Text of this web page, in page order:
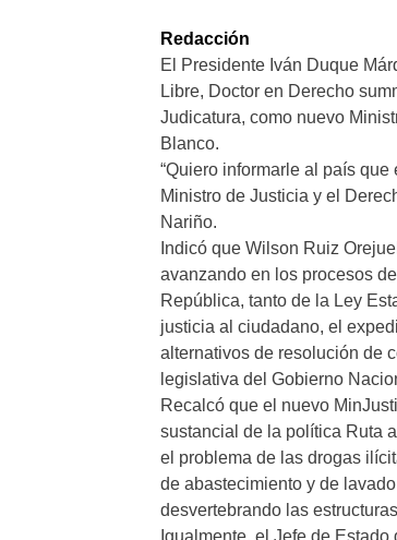
Redacción
El Presidente Iván Duque
Libre, Doctor en Derecho
Judicatura, como nuevo
Blanco.
“Quiero informarle al país
Ministro de Justicia y el
Nariño.
Indicó que Wilson Ruiz
avanzando en los procesos
República, tanto de la Ley
justicia al ciudadano, el
alternativos de resolución de
legislativa del Gobierno
Recalcó que el nuevo
sustancial de la política Ruta
el problema de las drogas
de abastecimiento y de
desvertebrando las
Igualmente, el Jefe de